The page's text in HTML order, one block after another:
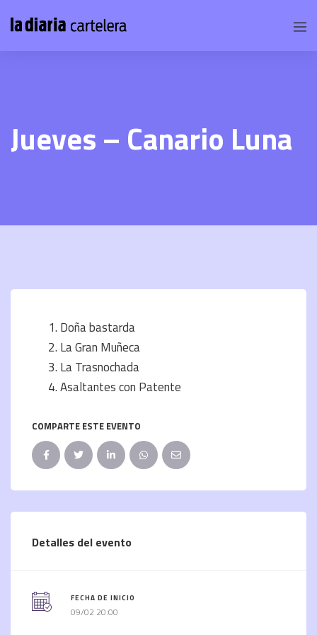
Jueves – Canario Luna
Doña bastarda
La Gran Muñeca
La Trasnochada
Asaltantes con Patente
COMPARTE ESTE EVENTO
Detalles del evento
FECHA DE INICIO
09/02 20:00